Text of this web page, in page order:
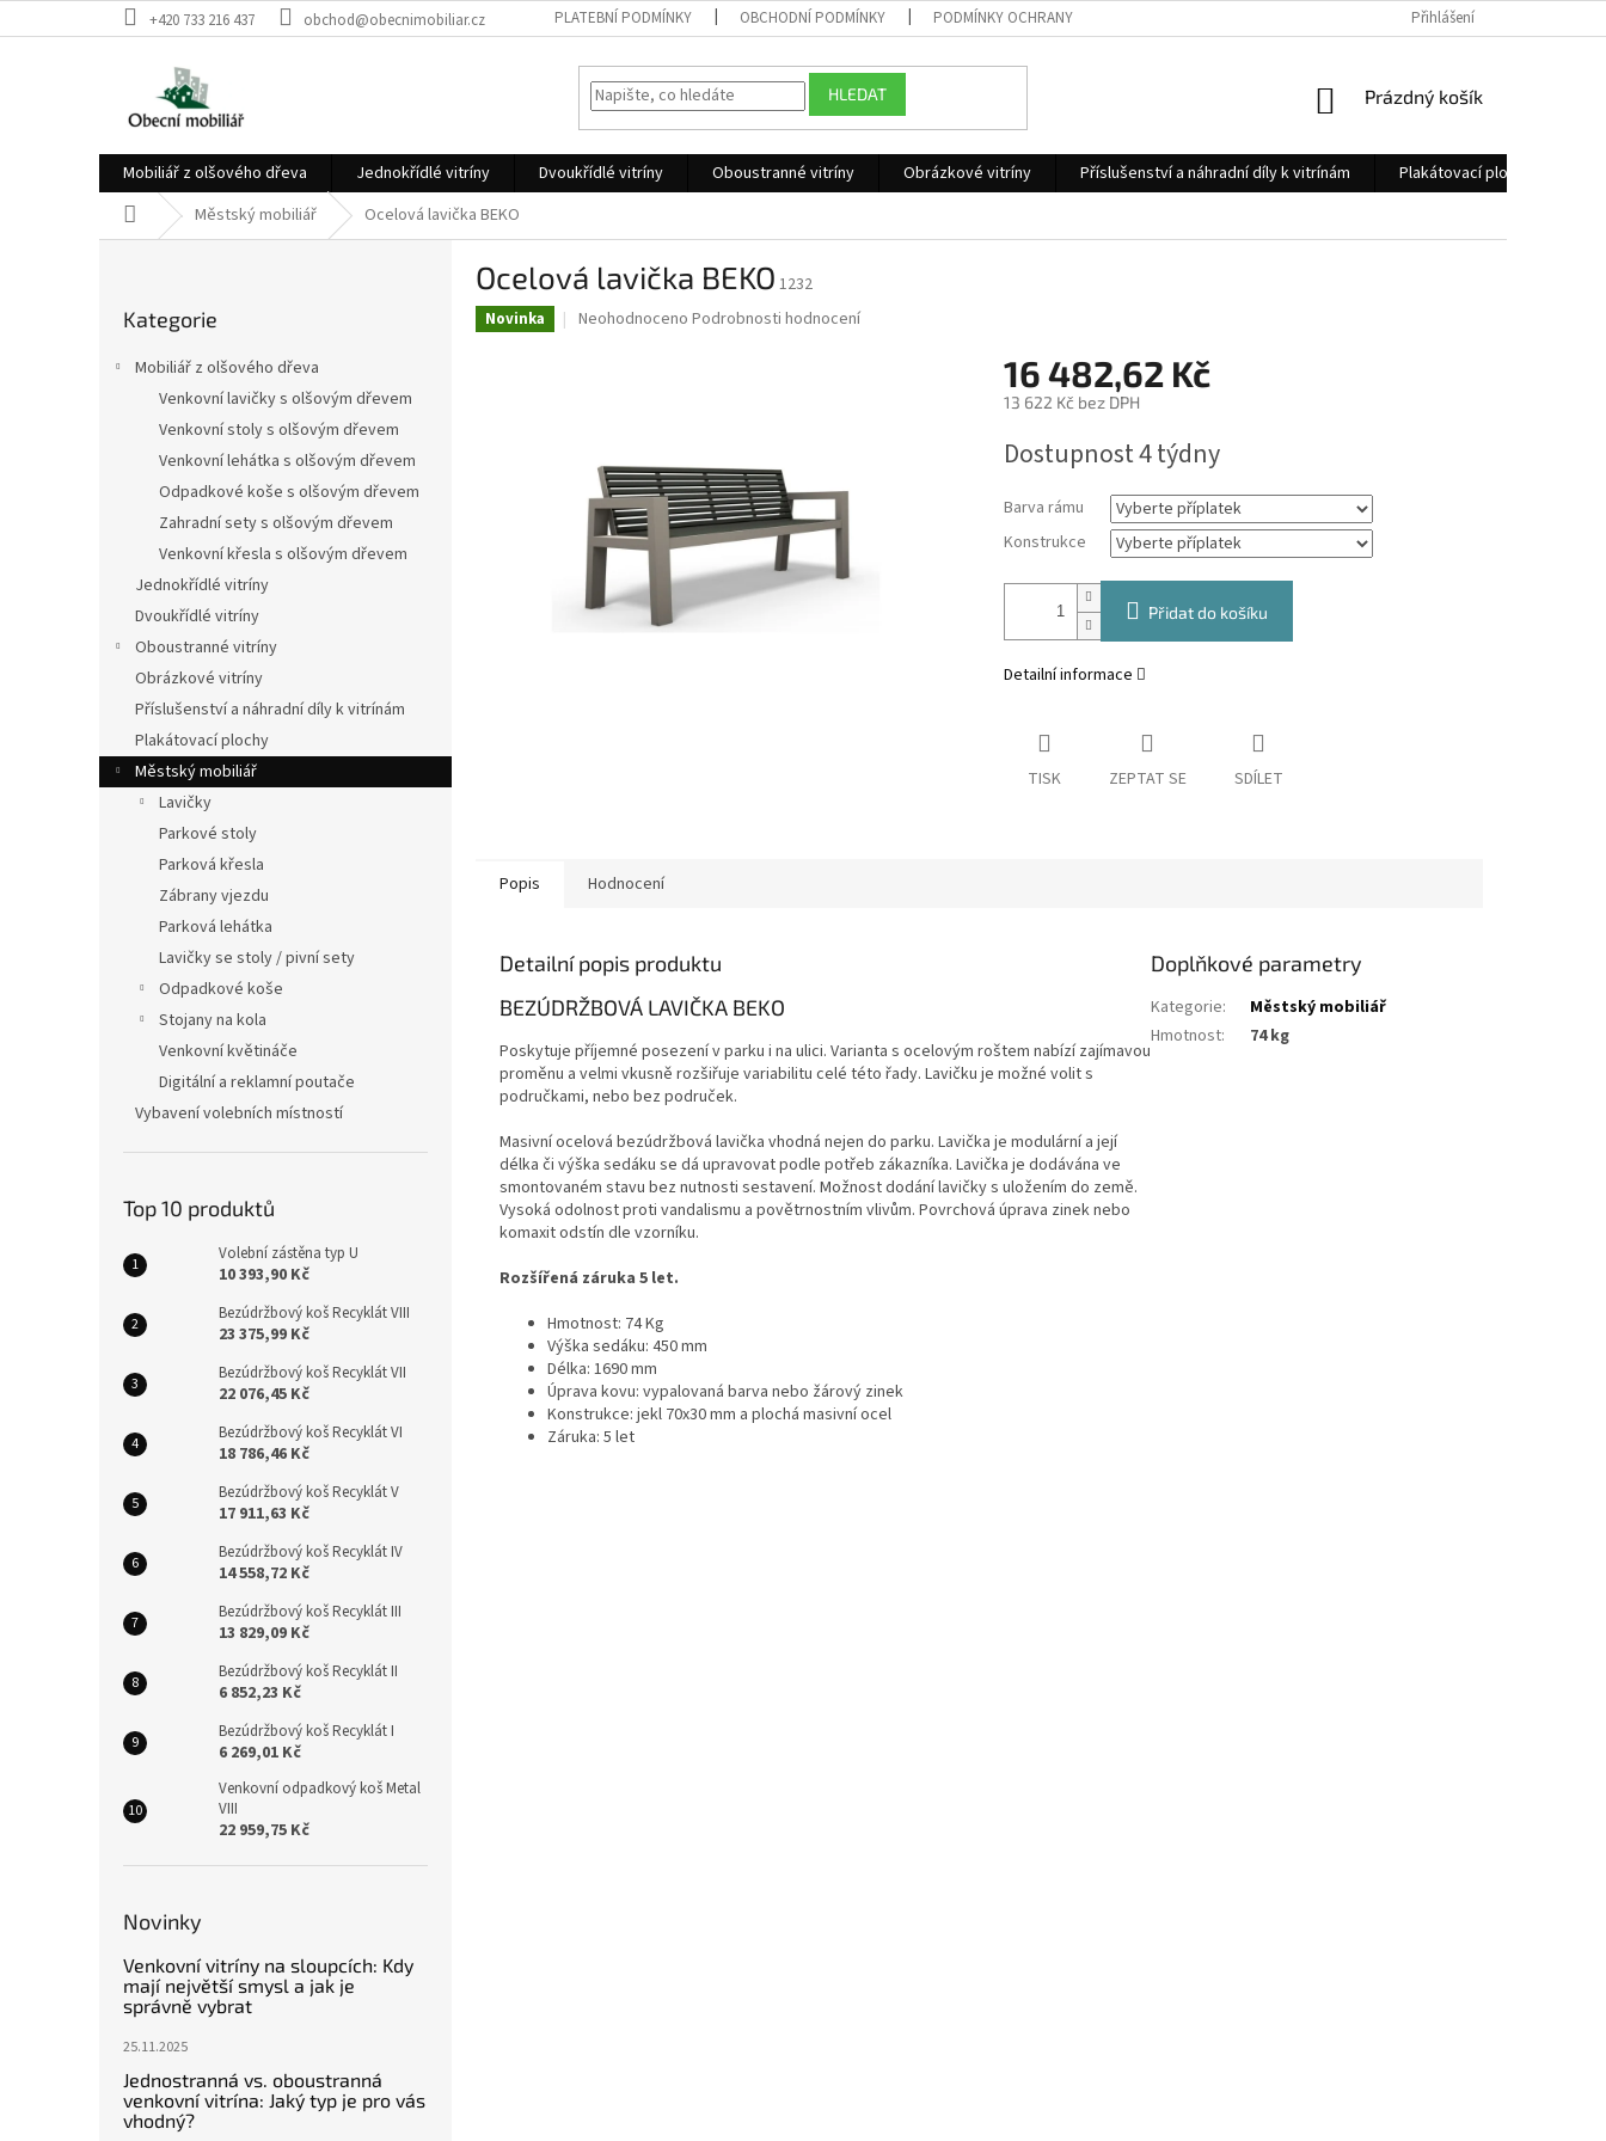
na
+420 733 216 437 obchod@obecnimobiliar.cz PLATEBNÍ PODMÍNKY OBCHODNÍ PODMÍNKY PODMÍNKY OCHRANY OSOBNÍCH ÚDAJŮ Přihlášení
HLEDAT
NÁKUPNÍ
Prázdný košík
Mobiliář z olšového dřeva Jednokřídlé vitríny Dvoukřídlé vitríny Oboustranné vitríny Obrázkové vitríny Příslušenství a náhradní díly k vitrínám Plakátovací plochy
Domů Městský mobiliář Ocelová lavička BEKO
kategorie
Kategorie
Mobiliář z olšového dřeva
Venkovní lavičky s olšovým dřevem
Venkovní stoly s olšovým dřevem
Venkovní lehátka s olšovým dřevem
Odpadkové koše s olšovým dřevem
Zahradní sety s olšovým dřevem
Venkovní křesla s olšovým dřevem
Jednokřídlé vitríny
Dvoukřídlé vitríny
Oboustranné vitríny
Obrázkové vitríny
Příslušenství a náhradní díly k vitrínám
Plakátovací plochy
Městský mobiliář
Lavičky
Parkové stoly
Parková křesla
Zábrany vjezdu
Parková lehátka
Lavičky se stoly / pivní sety
Odpadkové koše
Stojany na kola
Venkovní květináče
Digitální a reklamní poutače
Vybavení volebních místností
Top 10 produktů
Volební zástěna typ U
10 393,90 Kč
Bezúdržbový koš Recyklát VIII
23 375,99 Kč
Bezúdržbový koš Recyklát VII
22 076,45 Kč
Bezúdržbový koš Recyklát VI
18 786,46 Kč
Bezúdržbový koš Recyklát V
17 911,63 Kč
Bezúdržbový koš Recyklát IV
14 558,72 Kč
Bezúdržbový koš Recyklát III
13 829,09 Kč
Bezúdržbový koš Recyklát II
6 852,23 Kč
Bezúdržbový koš Recyklát I
6 269,01 Kč
Venkovní odpadkový koš Metal
VIII
22 959,75 Kč
Novinky
Venkovní vitríny na sloupcích: Kdy
mají největší smysl a jak je
správně vybrat
25.11.2025
Jednostranná vs. oboustranná
venkovní vitrína: Jaký typ je pro vás
vhodný?
Ocelová lavička BEKO 1232
Novinka
Průměrné
hvězdiček.
Neohodnoceno Podrobnosti hodnocení
16 482,62 Kč
13 622 Kčbez DPH
cena:
Dostupnost 4 týdny
Barva rámu
Konstrukce
Přidat do košíku
Detailní informace
TISK ZEPTAT SE SDÍLET
Popis Hodnocení
Detailní popis produktu
BEZÚDRŽBOVÁ LAVIČKA BEKO
Poskytuje příjemné posezení v parku i na ulici. Varianta s ocelovým roštem nabízí zajímavou
proměnu a velmi vkusně rozšiřuje variabilitu celé této řady. Lavičku je možné volit s
područkami, nebo bez područek.
Masivní ocelová bezúdržbová lavička vhodná nejen do parku. Lavička je modulární a její
délka či výška sedáku se dá upravovat podle potřeb zákazníka. Lavička je dodávána ve
smontovaném stavu bez nutnosti sestavení. Možnost dodání lavičky s uložením do země.
Vysoká odolnost proti vandalismu a povětrnostním vlivům. Povrchová úprava zinek nebo
komaxit odstín dle vzorníku.
Rozšířená záruka 5 let.
Hmotnost: 74 Kg
Výška sedáku: 450 mm
Délka: 1690 mm
Úprava kovu: vypalovaná barva nebo žárový zinek
Konstrukce: jekl 70x30 mm a plochá masivní ocel
Záruka: 5 let
Doplňkové parametry
Kategorie:
Městský mobiliář
Hmotnost: 74 kg